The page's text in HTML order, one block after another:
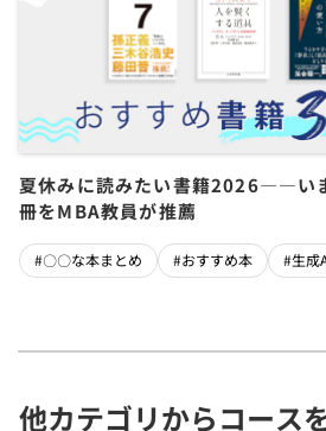
夏休みに読みたい書籍2026――い
冊をMBA教員が推薦
#〇〇な本まとめ #おすすめ本 #生成
他カテゴリからコース